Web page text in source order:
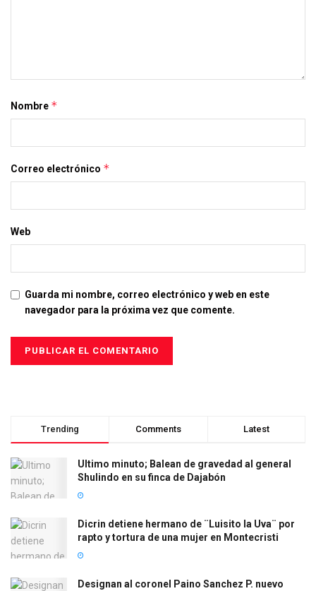
Nombre *
Correo electrónico *
Web
Guarda mi nombre, correo electrónico y web en este
navegador para la próxima vez que comente.
Trending Comments Latest
Ultimo minuto; Balean de gravedad al general
Shulindo en su finca de Dajabón
Dicrin detiene hermano de ¨Luisito la Uva¨ por
rapto y tortura de una mujer en Montecristi
Designan al coronel Paino Sanchez P. nuevo